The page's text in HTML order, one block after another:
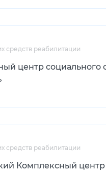
средств реабилитации
центр социального
средств реабилитации
Комплексный центр